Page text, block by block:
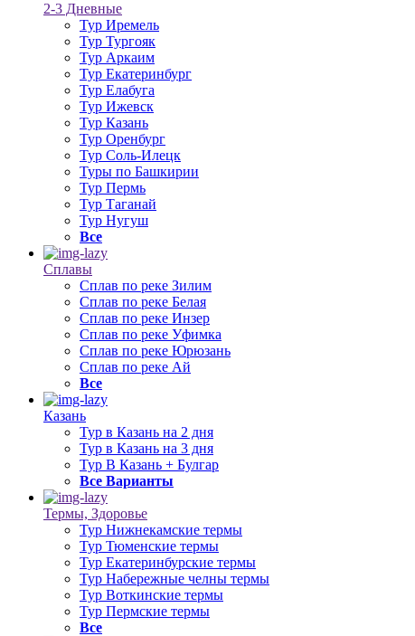
2-3 Дневные
Тур Иремель
Тур Тургояк
Тур Аркаим
Тур Екатеринбург
Тур Елабуга
Тур Ижевск
Тур Казань
Тур Оренбург
Тур Соль-Илецк
Туры по Башкирии
Тур Пермь
Тур Таганай
Тур Нугуш
Все
Сплавы
Сплав по реке Зилим
Сплав по реке Белая
Сплав по реке Инзер
Сплав по реке Уфимка
Сплав по реке Юрюзань
Сплав по реке Ай
Все
Казань
Тур в Казань на 2 дня
Тур в Казань на 3 дня
Тур В Казань + Булгар
Все Варианты
Термы, Здоровье
Тур Нижнекамские термы
Тур Тюменские термы
Тур Екатеринбурские термы
Тур Набережные челны термы
Тур Воткинские термы
Тур Пермские термы
Все